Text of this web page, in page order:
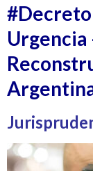
#Decreto
Urgencia